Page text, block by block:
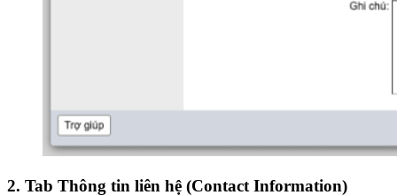
2. Tab Thông tin liên hệ (Contact Information)